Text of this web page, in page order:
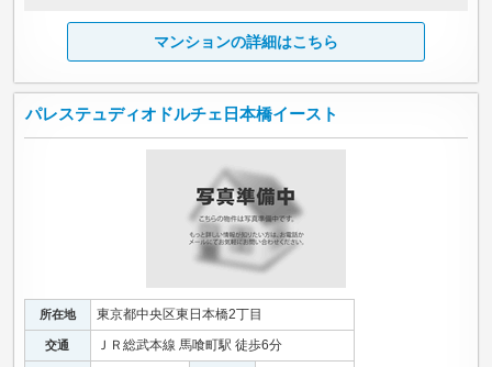
マンションの詳細はこちら
パレステュディオドルチェ日本橋イースト
所在地 東京都中央区東日本橋2丁目
交通 ＪＲ総武本線 馬喰町駅 徒歩6分